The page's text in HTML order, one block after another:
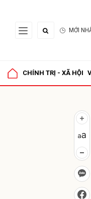
MỚI
CHÍNH TRỊ - XÃ HỘI